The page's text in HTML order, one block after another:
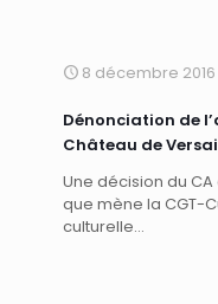
8 décembre 2016
Dénonciation de
Château de
Une décision du
que mène la CGT-
culturelle…